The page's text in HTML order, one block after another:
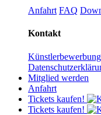
Anfahrt FAQ
Kontakt
Künstlerbewerbung
Mitglied werden
Anfahrt
Tickets kaufen!
Tickets kaufen!